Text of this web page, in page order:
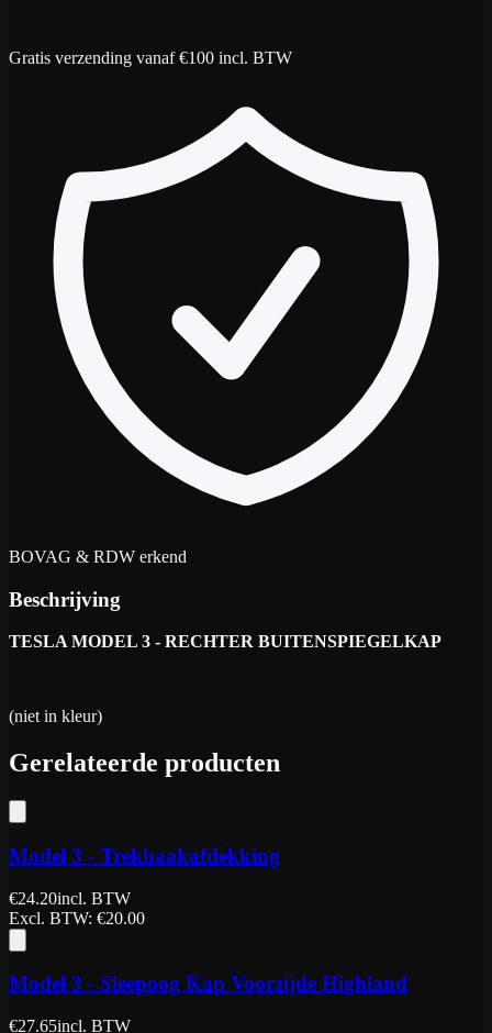
Gratis verzending vanaf €100 incl. BTW
BOVAG & RDW erkend
Beschrijving
TESLA MODEL 3 - RECHTER BUITENSPIEGELKAP
(niet in kleur)
Gerelateerde producten
Model 3 - Trekhaakafdekking
€24.20incl. BTW
Excl. BTW: €20.00
Model 3 - Sleepoog Kap Voorzijde Highland
€27.65incl. BTW